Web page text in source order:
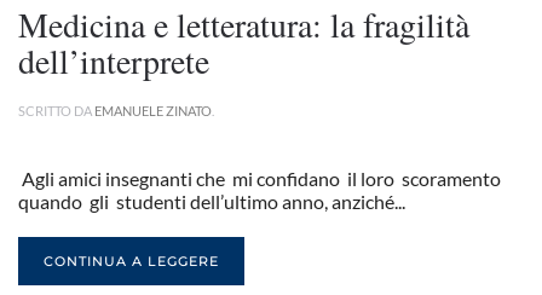
Medicina e letteratura: la fragilità
dell’interprete
SCRITTO DA EMANUELE ZINATO
Agli amici insegnanti che mi confidano il loro scoramento
quando gli studenti dell’ultimo anno, anziché...
CONTINUA A LEGGERE